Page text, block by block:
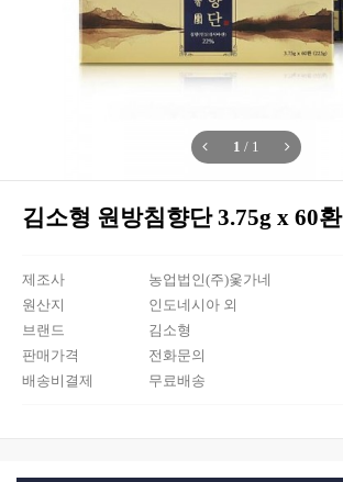
1 / 1
김소형 원방침향단 3.75g x 60환
제조사
농업법인(주)옻가네
원산지
인도네시아 외
브랜드
김소형
판매가격
전화문의
배송비결제
무료배송